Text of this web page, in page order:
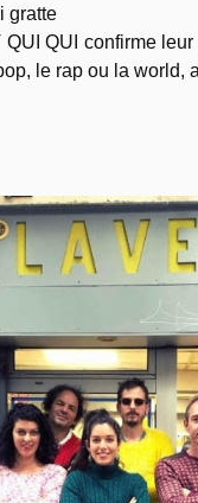
gratte
QUI confirme
le rap ou la world,